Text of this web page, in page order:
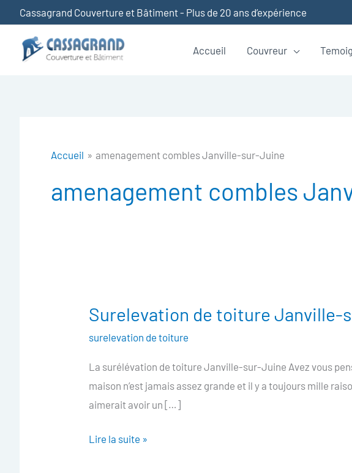
au
contenu
Cassagrand Couverture et Bâtiment - Plus de 20 ans d’expérience
Accueil Couvreur
Accueil amenagement combles Janville-sur-Juine
amenagement combles
Surelevation de toiture Janville-
surelevation de toiture
La surélévation de toiture Janville-sur-Juine Avez vous
maison n’est jamais assez grande et il y a toujours mille
aimerait avoir un […]
Surelevation
Janville-
sur-
Juine
Lire la suite »